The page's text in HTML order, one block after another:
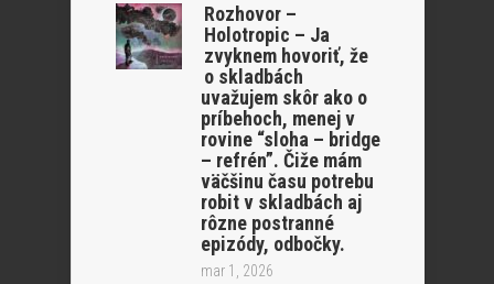
Rozhovor –
Holotropic – Ja
zvyknem hovoriť, že
o skladbách
uvažujem skôr ako o
príbehoch, menej v
rovine “sloha – bridge
– refrén”. Čiže mám
väčšinu času potrebu
robit v skladbách aj
rôzne postranné
epizódy, odbočky.
mar 1, 2026